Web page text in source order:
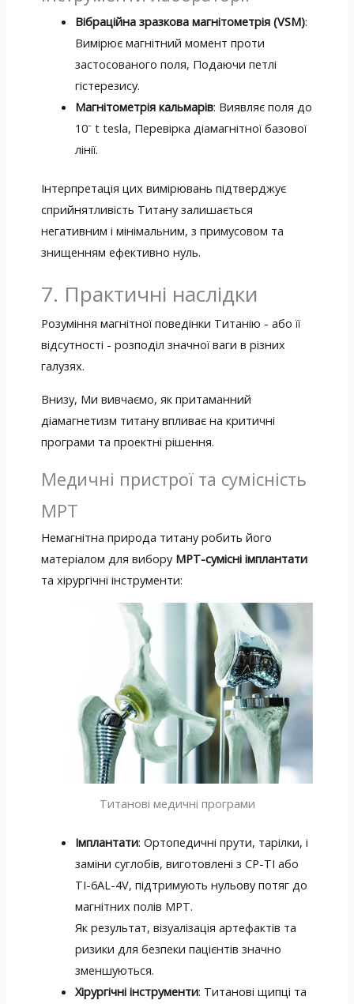
Вібраційна зразкова магнітометрія (VSM):
Вимірює магнітний момент проти
застосованого поля, Подаючи петлі
гістерезису.
Магнітометрія кальмарів: Виявляє поля до
10⁻ t tesla, Перевірка діамагнітної базової
лінії.
Інтерпретація цих вимірювань підтверджує
сприйнятливість Титану залишається
негативним і мінімальним, з примусовом та
знищенням ефективно нуль.
7. Практичні наслідки
Розуміння магнітної поведінки Титанію - або її
відсутності - розподіл значної ваги в різних
галузях.
Внизу, Ми вивчаємо, як притаманний
діамагнетизм титану впливає на критичні
програми та проектні рішення.
Медичні пристрої та сумісність
МРТ
Немагнітна природа титану робить його
матеріалом для вибору МРТ-сумісні імплантати
та хірургічні інструменти:
Титанові медичні програми
Імплантати: Ортопедичні прути, тарілки, і
заміни суглобів, виготовлені з CP-TI або
TI-6AL-4V, підтримують нульову потяг до
магнітних полів МРТ.
Як результат, візуалізація артефактів та
ризики для безпеки пацієнтів значно
зменшуються.
Хірургічні інструменти: Титанові щипці та